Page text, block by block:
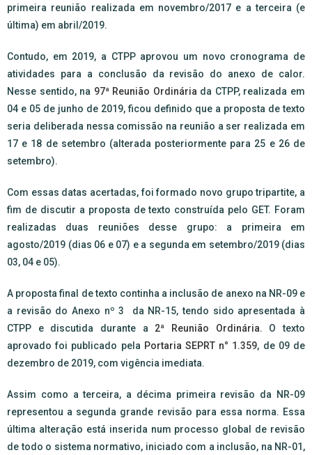
primeira reunião realizada em novembro/2017 e a terceira (e
última) em abril/2019.
Contudo, em 2019, a CTPP aprovou um novo cronograma de
atividades para a conclusão da revisão do anexo de calor.
Nesse sentido, na 97ª Reunião Ordináriada CTPP, realizada em
04 e 05 de junho de 2019, ficou definido que a proposta de texto
seria deliberada nessa comissão na reunião a ser realizada em
17 e 18 de setembro (alterada posteriormente para 25 e 26 de
setembro).
Com essas datas acertadas, foi formado novo grupo tripartite, a
fim de discutir a proposta de texto construída pelo GET. Foram
realizadas duas reuniões desse grupo: a primeira em
agosto/2019 (dias 06 e 07) e a segunda em setembro/2019 (dias
03, 04 e 05).
A proposta final de texto continha a inclusão de anexo na NR-09 e
a revisão do Anexo nº 3 da NR-15, tendo sido apresentada à
CTPP e discutida durante a 2ª Reunião Ordinária. O texto
aprovado foi publicado pela Portaria SEPRT n° 1.359, de 09 de
dezembro de 2019, com vigência imediata.
Assim como a terceira, a décima primeira revisão da NR-09
representou a segunda grande revisão para essa norma. Essa
última alteração está inserida num processo global de revisão
de todo o sistema normativo, iniciado com a inclusão, na NR-01,